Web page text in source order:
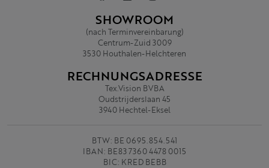
SHOWROOM
(nach Terminvereinbarung)
Centrum-Zuid 3009
3530 Houthalen-Helchteren
RECHNUNGSADRESSE
Tex.Vision BVBA
Oudstrijderslaan 45
3940 Hechtel-Eksel
BTW: BE 0695.854.541
IBAN: BE83 7360 4478 0015
BIC: KRED BEBB